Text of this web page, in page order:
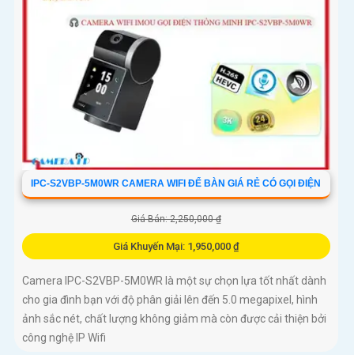
IPC-S2VBP-5M0WR CAMERA WIFI ĐỂ BÀN GIÁ RẺ CÓ GỌI ĐIỆN
Giá Bán: 2,250,000 ₫
Giá Khuyến Mại: 1,950,000 ₫
Camera IPC-S2VBP-5M0WR là một sự chọn lựa tốt nhất dành
cho gia đình bạn với độ phân giải lên đến 5.0 megapixel, hình
ảnh sắc nét, chất lượng không giảm mà còn được cải thiện bởi
công nghệ IP Wifi